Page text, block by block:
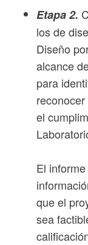
Etapa 2.
los de
Diseño
alcance
para
el
El
que el
sea